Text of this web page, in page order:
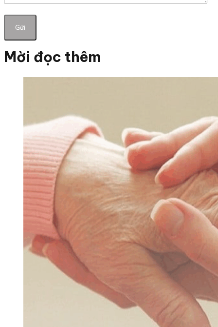
Mời đọc thêm